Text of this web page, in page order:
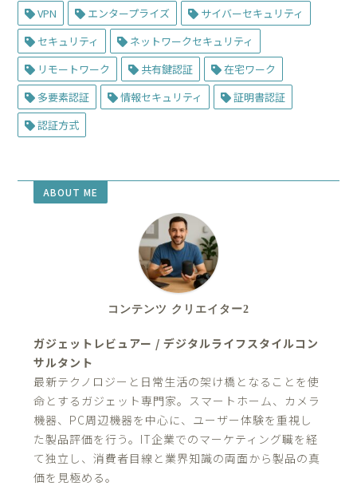
VPN エンタープライズ
サイバーセキュリティ
セキュリティ
ネットワークセキュリティ
リモートワーク
共有鍵認証
在宅ワーク
多要素認証
情報セキュリティ
証明書認証
認証方式
ABOUT ME
コンテンツ クリエイター2
ガジェットレビュアー / デジタルライフスタイルコン
サルタント
最新テクノロジーと日常生活の架け橋となることを使
命とするガジェット専門家。スマートホーム、カメラ
機器、PC周辺機器を中心に、ユーザー体験を重視し
た製品評価を行う。IT企業でのマーケティング職を経
て独立し、消費者目線と業界知識の両面から製品の真
価を見極める。